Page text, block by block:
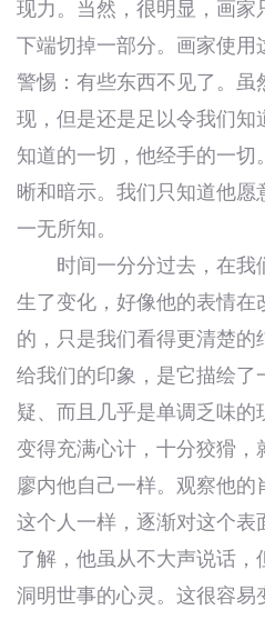
现力。当然，很明显，画家
下端切掉一部分。画家使用
警惕：有些东西不见了。虽
现，但是还是足以令我们知
知道的一切，他经手的一
晰和暗示。我们只知道他
一无所知。
时间一分分过去，在我
生了变化，好像他的表情在
的，只是我们看得更清楚的
给我们的印象，是它描绘了
疑、而且几乎是单调乏味的
变得充满心计，十分狡猾，
廖内他自己一样。观察他
这个人一样，逐渐对这个表
了解，他虽从不大声说话，
洞明世事的心灵。这很容易